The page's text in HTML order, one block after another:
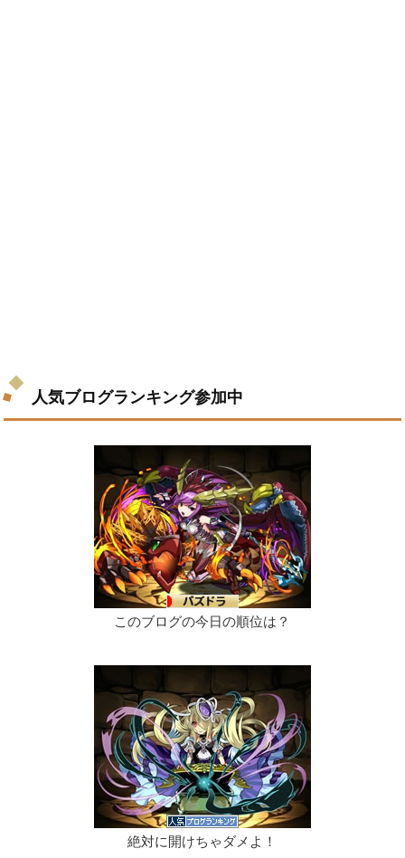
人気ブログランキング参加中
このブログの今日の順位は？
絶対に開けちゃダメよ！